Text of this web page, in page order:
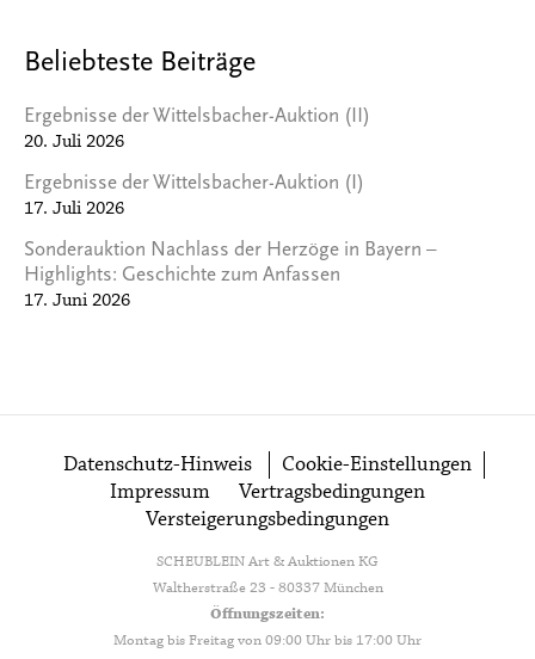
Beliebteste Beiträge
Ergebnisse der Wittelsbacher-Auktion (II)
20. Juli 2026
Ergebnisse der Wittelsbacher-Auktion (I)
17. Juli 2026
Sonderauktion Nachlass der Herzöge in Bayern –
Highlights: Geschichte zum Anfassen
17. Juni 2026
Datenschutz-Hinweis
Cookie-Einstellungen
Impressum
Vertragsbedingungen
Versteigerungsbedingungen
SCHEUBLEIN Art & Auktionen KG
Waltherstraße 23 - 80337 München
Öffnungszeiten:
Montag bis Freitag von 09:00 Uhr bis 17:00 Uhr